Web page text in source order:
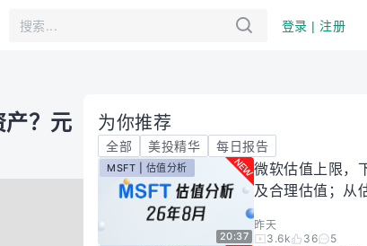
产？元
为你推荐
全部 美投精华 每日报告
20:37
MSFT | 估值分析
微软估值上限，
及合理估值；从
年8月
昨天
3.6k
36 5
登录 | 注册